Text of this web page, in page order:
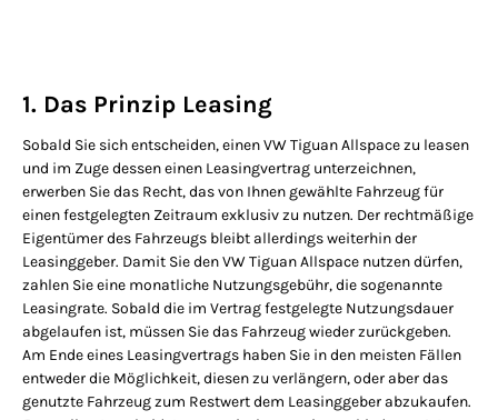
1. Das Prinzip Leasing
Sobald Sie sich entscheiden, einen VW Tiguan Allspace zu leasen
und im Zuge dessen einen Leasingvertrag unterzeichnen,
erwerben Sie das Recht, das von Ihnen gewählte Fahrzeug für
einen festgelegten Zeitraum exklusiv zu nutzen. Der rechtmäßige
Eigentümer des Fahrzeugs bleibt allerdings weiterhin der
Leasinggeber. Damit Sie den VW Tiguan Allspace nutzen dürfen,
zahlen Sie eine monatliche Nutzungsgebühr, die sogenannte
Leasingrate. Sobald die im Vertrag festgelegte Nutzungsdauer
abgelaufen ist, müssen Sie das Fahrzeug wieder zurückgeben.
Am Ende eines Leasingvertrags haben Sie in den meisten Fällen
entweder die Möglichkeit, diesen zu verlängern, oder aber das
genutzte Fahrzeug zum Restwert dem Leasinggeber abzukaufen.